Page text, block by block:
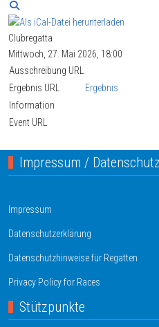
Clubregatta
Mittwoch, 27. Mai 2026, 18:00
Ausschreibung URL
Ergebnis URL
Ergebnis
Information
Event URL
Impressum / Datenschutz
Impressum
Datenschutzerklärung
Datenschutzhinweise für Regatten
Privacy Policy for Races
Stützpunkte